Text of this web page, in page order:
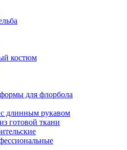
костюм
для флорбола
длинным рукавом
готовой ткани